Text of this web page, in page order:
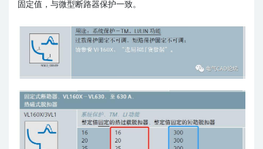
固定值，与微型断路器保护一致。